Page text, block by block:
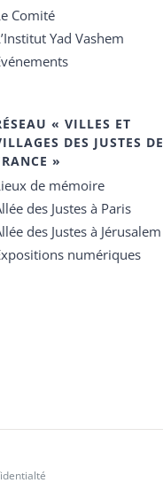
Comité
Yad Vashem
« VILLES ET
DES JUSTES DE
»
de mémoire
des Justes à Paris
des Justes à Jérusalem
numériques